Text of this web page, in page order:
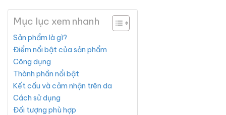
Mục lục xem nhanh
Sản phẩm là gì?
Điểm nổi bật của sản phẩm
Công dụng
Thành phần nổi bật
Kết cấu và cảm nhận trên da
Cách sử dụng
Đối tượng phù hợp